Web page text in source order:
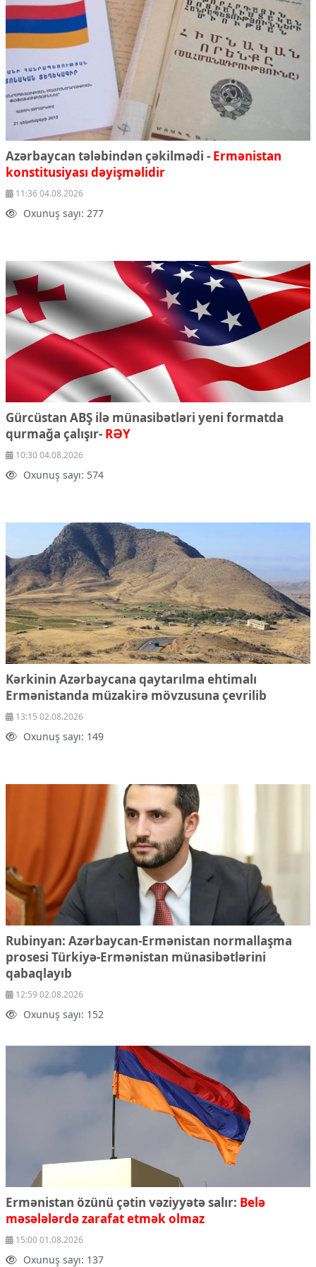
Ekologiya
Zəfər - 5
Gənclər və İdman
Media və QHT
Hadisə
Sağlamlıq
Sosium
Mənəvi dəyərlər
Texnologiya
Mətbuat-150
Əlaqə
Missiyamız
Azərbaycan tələbindən çəkilmədi - Ermənistan
konstitusiyası dəyişməlidir
11:36 04.08.2026
Oxunuş sayı: 277
Gürcüstan ABŞ ilə münasibətləri yeni formatda
qurmağa çalışır- RƏY
10:30 04.08.2026
Oxunuş sayı: 574
Kərkinin Azərbaycana qaytarılma ehtimalı
Ermənistanda müzakirə mövzusuna çevrilib
13:15 02.08.2026
Oxunuş sayı: 149
Rubinyan: Azərbaycan-Ermənistan normallaşma
prosesi Türkiyə-Ermənistan münasibətlərini
qabaqlayıb
12:59 02.08.2026
Oxunuş sayı: 152
Ermənistan özünü çətin vəziyyətə salır: Belə
məsələlərdə zarafat etmək olmaz
15:00 01.08.2026
Oxunuş sayı: 137